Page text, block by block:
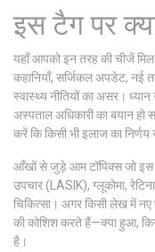
इस टैग पर
यहाँ आपको इन तरह की चीजें
कहानियाँ, सर्जिकल अपडेट, नई
स्वास्थ्य नीतियों का असर।
अस्पताल अधिकारी का बयान
करें कि किसी भी इलाज का
आँखों से जुड़े आम टॉपिक्स जो इस
उपचार (LASIK), ग्लूकोमा,
चिकित्सा। अगर किसी लेख में नए
की कोशिश करते हैं—क्या हुआ,
है।